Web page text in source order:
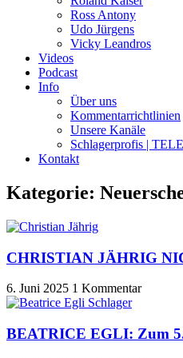
Ross Antony
Udo Jürgens
Vicky Leandros
Videos
Podcast
Info
Über uns
Kommentarrichtlinien
Unsere Kanäle
Schlagerprofis |
Kontakt
Kategorie:
CHRISTIAN JÄHRIG
6. Juni 2025 1 Kommentar
BEATRICE EGLI: Zum